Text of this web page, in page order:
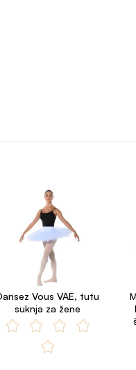
Vous VAE, tutu
suknja za žene